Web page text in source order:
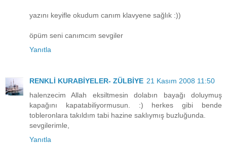
yazını keyifle okudum canım klavyene sağlık :))
öpüm seni canımcım sevgiler
Yanıtla
RENKLİ KURABİYELER- ZÜLBİYE 21 Kasım 2008 11:50
halenzecim Allah eksiltmesin dolabın bayağı doluymuş
kapağını kapatabiliyormusun. :) herkes gibi bende
tobleronlara takıldım tabi hazine saklıymış buzluğunda.
sevgilerimle,
Yanıtla